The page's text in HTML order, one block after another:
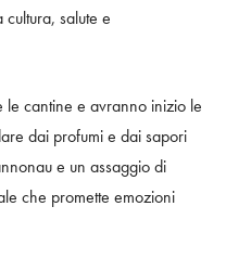
salute e
cantine e avranno inizio le
dai profumi e dai sapori
e un assaggio di
che promette emozioni